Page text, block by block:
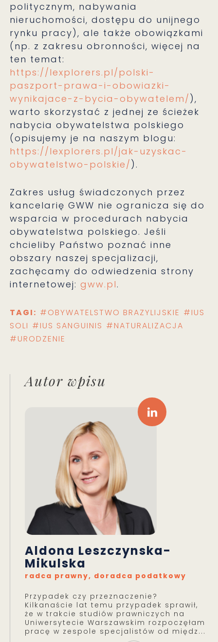
politycznym, nabywania
nieruchomości, dostępu do unijnego
rynku pracy), ale także obowiązkami
(np. z zakresu obronności, więcej na
ten temat:
https://lexplorers.pl/polski-
paszport-prawa-i-obowiazki-
wynikajace-z-bycia-obywatelem/ ),
warto skorzystać z jednej ze ścieżek
nabycia obywatelstwa polskiego
(opisujemy je na naszym blogu:
https://lexplorers.pl/jak-uzyskac-
obywatelstwo-polskie/ ).
Zakres usług świadczonych przez
kancelarię GWW nie ogranicza się do
wsparcia w procedurach nabycia
obywatelstwa polskiego. Jeśli
chcieliby Państwo poznać inne
obszary naszej specjalizacji,
zachęcamy do odwiedzenia strony
internetowej: gww.pl.
TAGI: #OBYWATELSTWO BRAZYLIJSKIE #IUS
SOLI #IUS SANGUINIS #NATURALIZACJA
#URODZENIE
Autor wpisu
Aldona Leszczynska-
Mikulska
radca prawny, doradca podatkowy
Przypadek czy przeznaczenie?
Kilkanaście lat temu przypadek sprawił,
że w trakcie studiów prawniczych na
Uniwersytecie Warszawskim rozpoczęłam
pracę w zespole specjalistów od międz...